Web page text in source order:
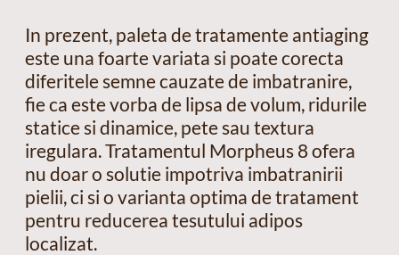
In prezent, paleta de tratamente antiaging
este una foarte variata si poate corecta
diferitele semne cauzate de imbatranire,
fie ca este vorba de lipsa de volum, ridurile
statice si dinamice, pete sau textura
iregulara. Tratamentul Morpheus 8 ofera
nu doar o solutie impotriva imbatranirii
pielii, ci si o varianta optima de tratament
pentru reducerea tesutului adipos
localizat.